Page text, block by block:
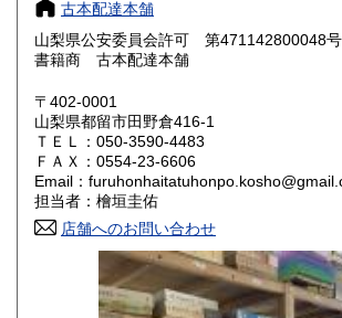
鳥取県 800円 島根県
岡山県
山口県 800円
香川県 800円 愛媛県
高知県 800円
800円 長崎県
古本配達本舗
山梨県公安委員会許可 第471142800048号
書籍商 古本配達本舗
〒402-0001
山梨県都留市田野倉416-1
ＴＥＬ：050-3590-4483
ＦＡＸ：0554-23-6606
Email：
担当者：檜垣圭佑
店舗へのお問い合わせ